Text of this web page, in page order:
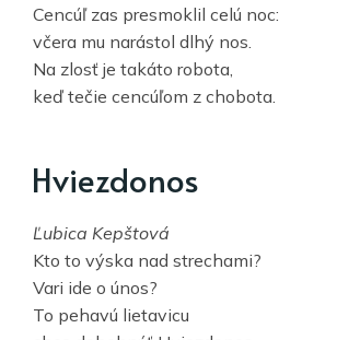
Cencúľ zas presmoklil celú noc:
včera mu narástol dlhý nos.
Na zlosť je takáto robota,
keď tečie cencúľom z chobota.
Hviezdonos
Ľubica Kepštová
Kto to výska nad strechami?
Vari ide o únos?
To pehavú lietavicu